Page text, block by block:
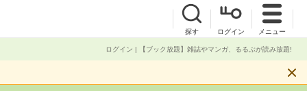
探す ログイン メニュー
ログイン | 【ブック放題】雑誌やマンガ、るるぶが読み放題!